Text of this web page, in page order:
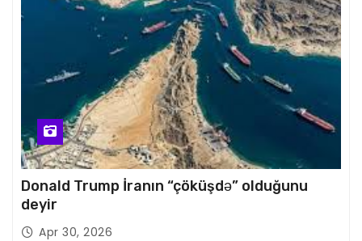
Donald Trump İranın “çöküşdə” olduğunu
deyir
Apr 30, 2026